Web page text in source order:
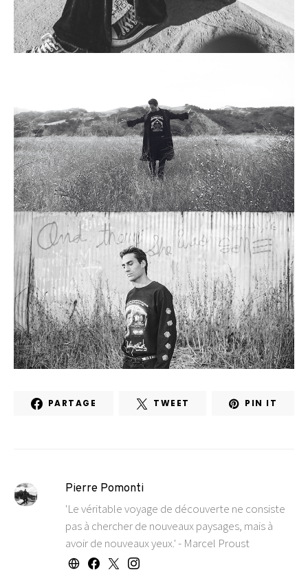
PARTAGE TWEET PIN IT
Pierre Pomonti
'Le véritable voyage de découverte ne consiste
pas à chercher de nouveaux paysages, mais à
avoir de nouveaux yeux.' - Marcel Proust